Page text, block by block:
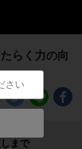
らく力の向
まで